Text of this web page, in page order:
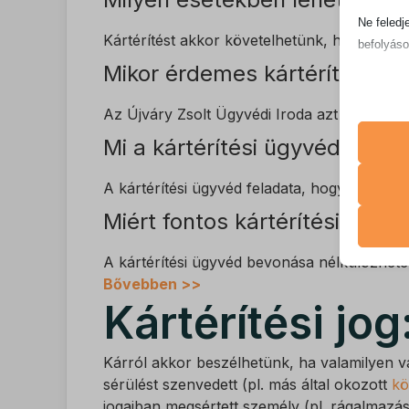
Kártérítést akkor követelhetünk, ha
Mikor érdemes kártérítési
Az Újváry Zsolt Ügyvédi Iroda azt
Mi a kártérítési ügyvéd
A kártérítési ügyvéd feladata, hogy
Miért fontos kártérítési
A kártérítési ügyvéd bevonása
Bővebben >>
Kártérítési
Kárról akkor beszélhetünk, ha valamilyen
sérülést szenvedett (pl. más által okozott
Ne
_ga
_ga_*
A